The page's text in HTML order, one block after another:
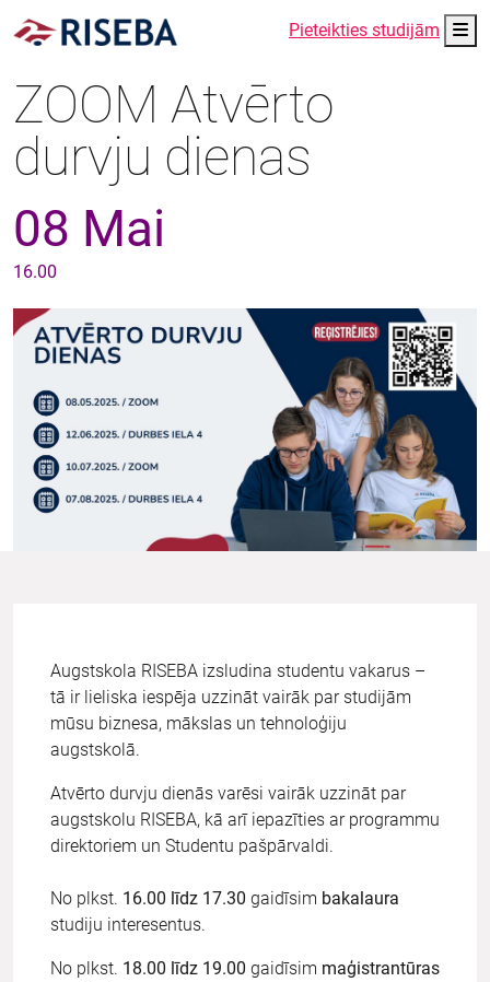
Pieteikties studijām
ZOOM Atvērto
durvju dienas
08 Mai
16.00
Augstskola RISEBA izsludina studentu vakarus –
tā ir lieliska iespēja uzzināt vairāk par studijām
mūsu biznesa, mākslas un tehnoloģiju
augstskolā.
Atvērto durvju dienās varēsi vairāk uzzināt par
augstskolu RISEBA, kā arī iepazīties ar programmu
direktoriem un Studentu pašpārvaldi.
No plkst. 16.00 līdz 17.30 gaidīsim bakalaura
studiju interesentus.
No plkst. 18.00 līdz 19.00 gaidīsim maģistrantūras